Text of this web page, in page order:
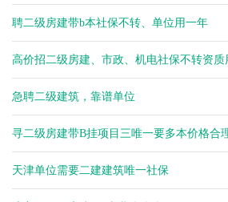
聘二级房建带b本社保不转、单位用一年
高价招二级房建、市政、机电社保不转资质
急聘二级建筑，靠谱单位
寻二级房建带B挂项目三唯一要多本价格合
天津单位需要二建建筑唯一社保